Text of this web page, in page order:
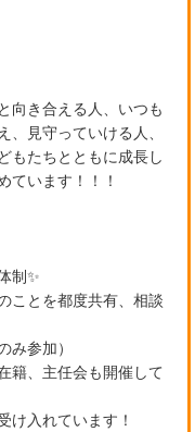
向き合える人、いつも
見守っていける人、
もたちとともに成長し
ています！！！
制✨
ことを都度共有、相談
み参加）
籍、主任会も開催して
け入れています！